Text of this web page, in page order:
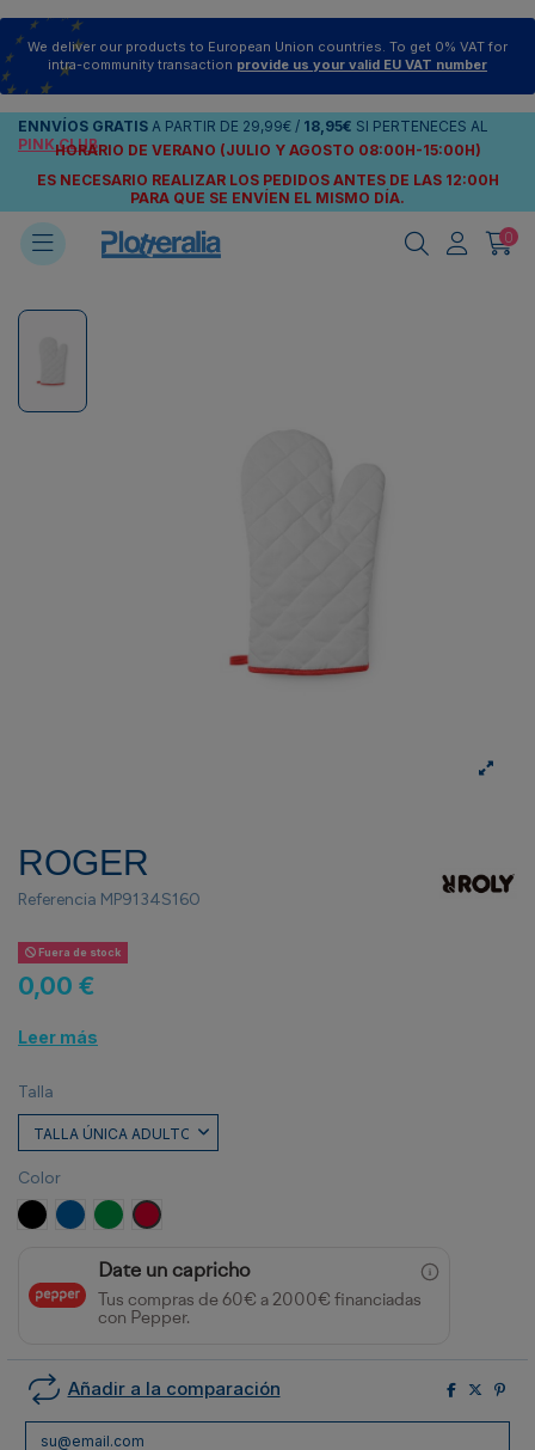
We deliver our products to European Union countries. To get 0% VAT for
intra-community transaction provide us your valid EU VAT number
ENNVÍOS GRATIS A PARTIR DE 29,99€ / 18,95€ SI PERTENECES AL
PINK CLUB
HORARIO DE VERANO (JULIO Y AGOSTO 08:00H-15:00H)
ES NECESARIO REALIZAR LOS PEDIDOS ANTES DE LAS 12:00H
PARA QUE SE ENVÍEN EL MISMO DÍA.
0
ROGER
Referencia MP9134S160
Fuera de stock
0,00 €
Leer más
Talla
Color
NEGRO ROYAL VERDE HELECHO
ROJO
Date un capricho
Tus compras de 60€ a 2000€ financiadas
con Pepper.
Añadir a la comparación